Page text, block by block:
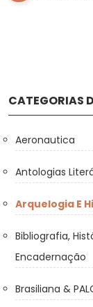
CATEGORIAS
Aeronautica
Antologias
Arquelogia E
Bibliografia,
Encadernação
Brasiliana &